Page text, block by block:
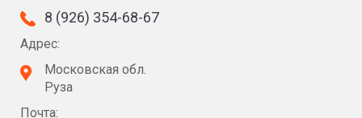
8 (926) 354-68-67
Адрес:
Московская обл.
Руза
Почта: